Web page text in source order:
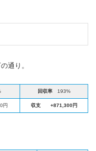
通り。
回収率193%
円 収支 +871,300円